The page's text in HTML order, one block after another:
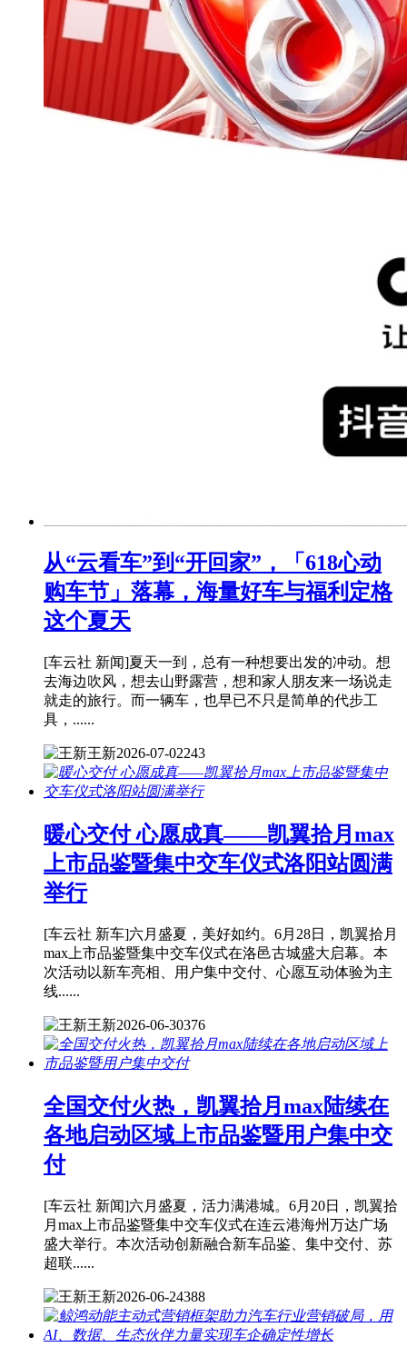
从“云看车”到“开回家”，「618心动
购车节」落幕，海量好车与福利定格
这个夏天
[车云社 新闻]夏天一到，总有一种想要出发的冲动。想
去海边吹风，想去山野露营，想和家人朋友来一场说走
就走的旅行。而一辆车，也早已不只是简单的代步工
具，......
王新2026-07-02243
暖心交付 心愿成真——凯翼拾月max
上市品鉴暨集中交车仪式洛阳站圆满
举行
[车云社 新车]六月盛夏，美好如约。6月28日，凯翼拾月
max上市品鉴暨集中交车仪式在洛邑古城盛大启幕。本
次活动以新车亮相、用户集中交付、心愿互动体验为主
线......
王新2026-06-30376
全国交付火热，凯翼拾月max陆续在
各地启动区域上市品鉴暨用户集中交
付
[车云社 新闻]六月盛夏，活力满港城。6月20日，凯翼拾
月max上市品鉴暨集中交车仪式在连云港海州万达广场
盛大举行。本次活动创新融合新车品鉴、集中交付、苏
超联......
王新2026-06-24388